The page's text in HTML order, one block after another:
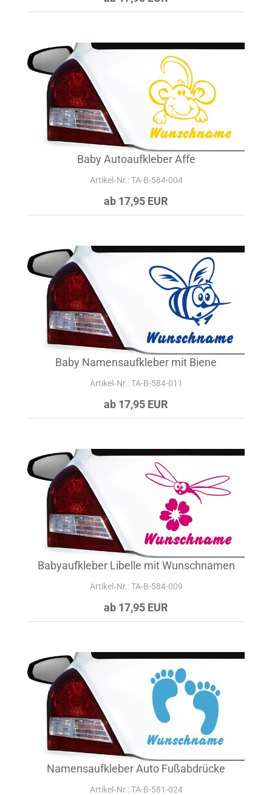
Baby Autoaufkleber Affe
Artikel‑Nr.: TA-B-584-004
ab 17,95 EUR
Baby Namensaufkleber mit Biene
Artikel‑Nr.: TA-B-584-011
ab 17,95 EUR
Babyaufkleber Libelle mit Wunschnamen
Artikel‑Nr.: TA-B-584-009
ab 17,95 EUR
Namensaufkleber Auto Fußabdrücke
Artikel‑Nr.: TA-B-581-024